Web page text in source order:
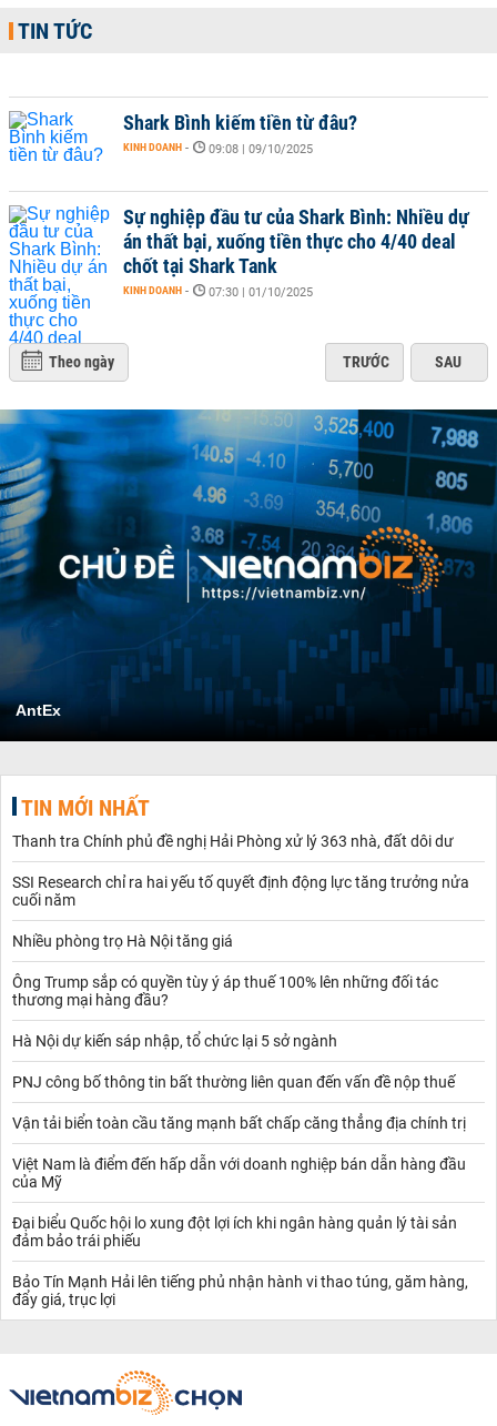
TIN TỨC
Shark Bình kiếm tiền từ đâu?
KINH DOANH - 09:08 | 09/10/2025
Sự nghiệp đầu tư của Shark Bình: Nhiều dự
án thất bại, xuống tiền thực cho 4/40 deal
chốt tại Shark Tank
KINH DOANH - 07:30 | 01/10/2025
Theo ngày TRƯỚC SAU
AntEx
TIN MỚI NHẤT
Thanh tra Chính phủ đề nghị Hải Phòng xử lý 363 nhà, đất dôi dư
SSI Research chỉ ra hai yếu tố quyết định động lực tăng trưởng nửa
cuối năm
Nhiều phòng trọ Hà Nội tăng giá
Ông Trump sắp có quyền tùy ý áp thuế 100% lên những đối tác
thương mại hàng đầu?
Hà Nội dự kiến sáp nhập, tổ chức lại 5 sở ngành
PNJ công bố thông tin bất thường liên quan đến vấn đề nộp thuế
Vận tải biển toàn cầu tăng mạnh bất chấp căng thẳng địa chính trị
Việt Nam là điểm đến hấp dẫn với doanh nghiệp bán dẫn hàng đầu
của Mỹ
Đại biểu Quốc hội lo xung đột lợi ích khi ngân hàng quản lý tài sản
đảm bảo trái phiếu
Bảo Tín Mạnh Hải lên tiếng phủ nhận hành vi thao túng, găm hàng,
đẩy giá, trục lợi